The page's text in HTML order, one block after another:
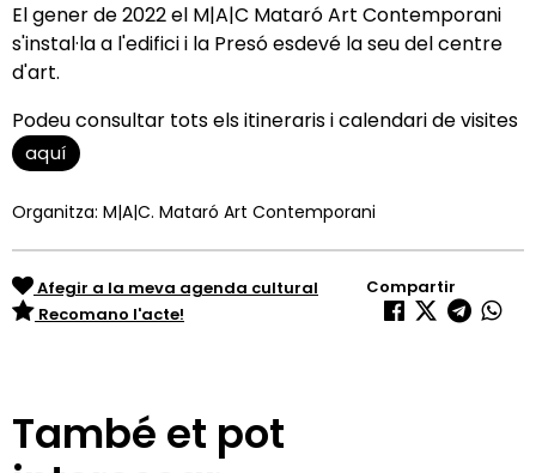
El gener de 2022 el M|A|C Mataró Art Contemporani
s'instal·la a l'edifici i la Presó esdevé la seu del centre
d'art.
Podeu consultar tots els itineraris i calendari de visites
aquí
Organitza: M|A|C. Mataró Art Contemporani
Afegir a la meva agenda cultural
Recomano l'acte!
Compartir
També et pot